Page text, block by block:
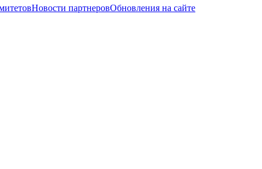
Новости партнеровОбновления на сайте